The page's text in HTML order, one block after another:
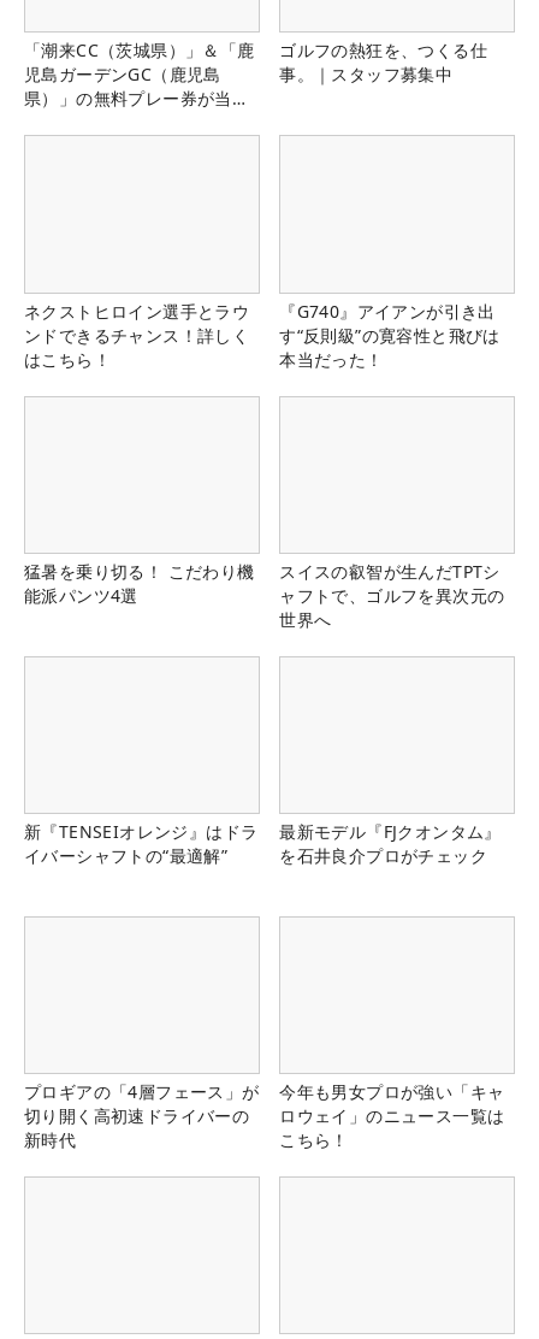
「潮来CC（茨城県）」＆「鹿
児島ガーデンGC（鹿児島
県）」の無料プレー券が当た
ゴルフの熱狂を、つくる仕
事。｜スタッフ募集中
ネクストヒロイン選手とラウ
ンドできるチャンス！詳しく
はこちら！
『G740』アイアンが引き出
す“反則級”の寛容性と飛びは
本当だった！
猛暑を乗り切る！ こだわり機
能派パンツ4選
スイスの叡智が生んだTPTシ
ャフトで、ゴルフを異次元の
世界へ
新『TENSEIオレンジ』はドラ
イバーシャフトの“最適解”
最新モデル『FJクオンタム』
を石井良介プロがチェック
プロギアの「4層フェース」が
切り開く高初速ドライバーの
新時代
今年も男女プロが強い「キャ
ロウェイ」のニュース一覧は
こちら！